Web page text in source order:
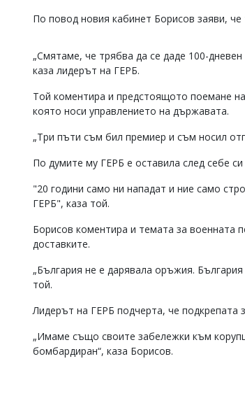
статиите
отговорност
обиден
коментар,
По повод новия кабинет Борисов заяви,
„Смятаме, че трябва да се даде 100-
каза лидерът на ГЕРБ.
Той коментира и предстоящото поемане
която носи управлението на държавата.
„Три пъти съм бил премиер и съм носил
По думите му ГЕРБ е оставила след себе
"20 години само ни нападат и ние само
ГЕРБ", каза той.
Борисов коментира и темата за военната
доставките.
„България не е дарявала оръжия.
той.
Лидерът на ГЕРБ подчерта, че подкрепата
„Имаме също своите забележки към
бомбардиран“, каза Борисов.